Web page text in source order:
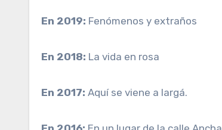
En 2019: Fenómenos y extraños
En 2018: La vida en rosa
En 2017: Aquí se viene a largá.